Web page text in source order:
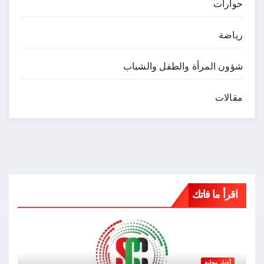
حوارات
رياضة
شؤون المرأة والطفل والشباب
مقالات
اقرأ ما فاتك